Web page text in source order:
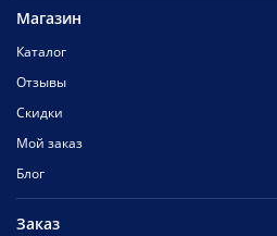
Магазин
Каталог
Отзывы
Скидки
Мой заказ
Блог
Заказ